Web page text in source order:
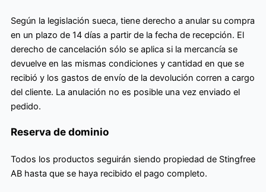
Según la legislación sueca, tiene derecho a anular su compra
en un plazo de 14 días a partir de la fecha de recepción. El
derecho de cancelación sólo se aplica si la mercancía se
devuelve en las mismas condiciones y cantidad en que se
recibió y los gastos de envío de la devolución corren a cargo
del cliente. La anulación no es posible una vez enviado el
pedido.
Reserva de dominio
Todos los productos seguirán siendo propiedad de Stingfree
AB hasta que se haya recibido el pago completo.